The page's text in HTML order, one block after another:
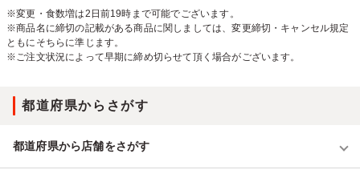
※変更・食数増は2日前19時まで可能でございます。
※商品名に締切の記載がある商品に関しましては、変更締切・キャンセル規定
ともにそちらに準じます。
※ご注文状況によって早期に締め切らせて頂く場合がございます。
都道府県からさがす
都道府県から店舗をさがす